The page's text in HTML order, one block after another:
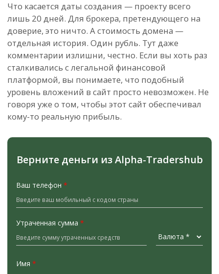
Что касается даты создания — проекту всего
лишь 20 дней. Для брокера, претендующего на
доверие, это ничто. А стоимость домена —
отдельная история. Один рубль. Тут даже
комментарии излишни, честно. Если вы хоть раз
сталкивались с легальной финансовой
платформой, вы понимаете, что подобный
уровень вложений в сайт просто невозможен. Не
говоря уже о том, чтобы этот сайт обеспечивал
кому-то реальную прибыль.
Верните деньги из Alpha-Tradershub
Ваш телефон *
Утраченная сумма *
Имя *